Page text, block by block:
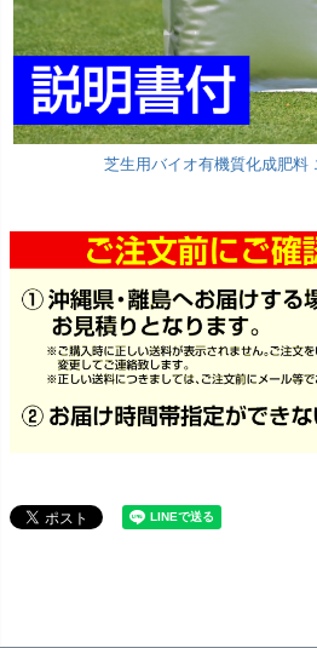
芝生用バイオ有機質化成肥料